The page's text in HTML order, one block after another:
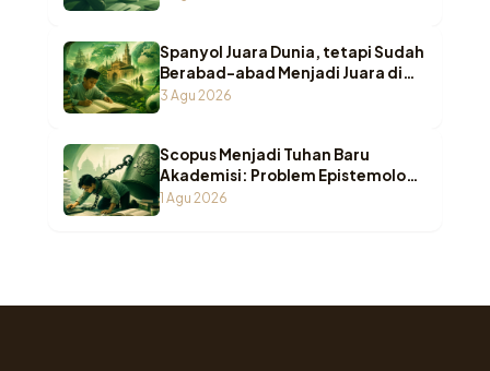
Spanyol Juara Dunia, tetapi Sudah
Berabad-abad Menjadi Juara di
Pesantren Indonesia
3 Agu 2026
Scopus Menjadi Tuhan Baru
Akademisi: Problem Epistemologi
ketika Wasā’il Berubah Menjadi
1 Agu 2026